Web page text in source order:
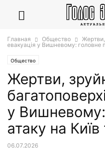
Главная Общество
Жертви,
евакуація у Вишневому: головне
Общество
Жертви,
у
атаку на
06.07.2026